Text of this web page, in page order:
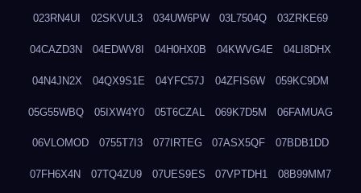
023RN4UI 02SKVUL3 034UW6PW 03L7504Q 03ZRKE69
04CAZD3N 04EDWV8I 04H0HX0B 04KWVG4E 04LI8DHX
04N4JN2X 04QX9S1E 04YFC57J 04ZFIS6W 059KC9DM
05G55WBQ 05IXW4Y0 05T6CZAL 069K7D5M 06FAMUAG
06VLOMOD 0755T7I3 077IRTEG 07ASX5QF 07BDB1DD
07FH6X4N 07TQ4ZU9 07UES9ES 07VPTDH1 08B99MM7